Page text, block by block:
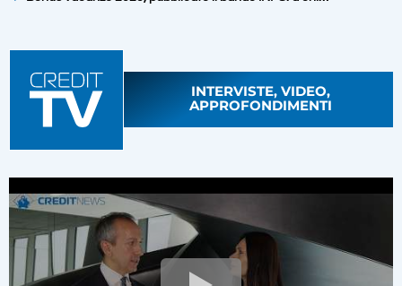
INTERVISTE, VIDEO,
APPROFONDIMENTI